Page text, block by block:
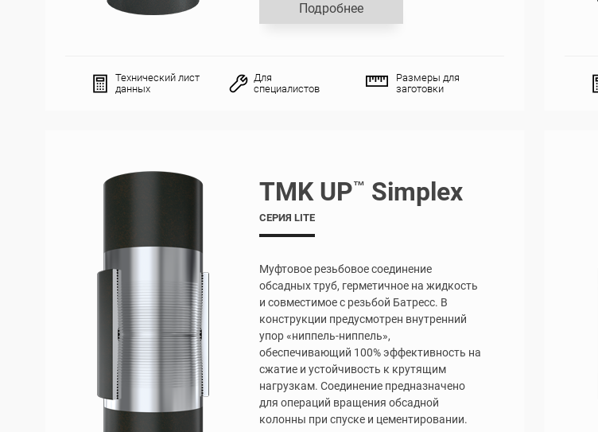
Подробнее
Технический лист
данных
Для
специалистов
Размеры для
заготовки
TMK UP™ Simplex
СЕРИЯ LITE
Муфтовое резьбовое соединение
обсадных труб, герметичное на жидкость
и совместимое с резьбой Батресс. В
конструкции предусмотрен внутренний
упор «ниппель-ниппель»,
обеспечивающий 100% эффективность на
сжатие и устойчивость к крутящим
нагрузкам. Соединение предназначено
для операций вращения обсадной
колонны при спуске и цементировании.